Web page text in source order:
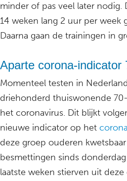
minder of pas veel later nodig.
14 weken lang 2 uur per week
Daarna gaan de trainingen in
Aparte corona-indicator
Momenteel testen in
driehonderd thuiswonende
het coronavirus. Dit blijkt
nieuwe indicator op het
deze groep ouderen
besmettingen sinds
laatste weken stierven uit